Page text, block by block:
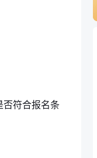
否符合报名条